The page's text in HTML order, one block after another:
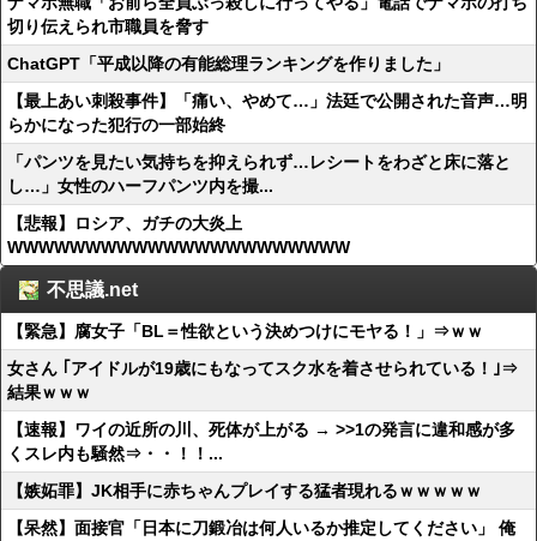
切り伝えられ市職員を脅す
ChatGPT「平成以降の有能総理ランキングを作りました」
【最上あい刺殺事件】「痛い、やめて…」法廷で公開された音声…明
らかになった犯行の一部始終
「パンツを見たい気持ちを抑えられず…レシートをわざと床に落と
し…」女性のハーフパンツ内を撮...
【悲報】ロシア、ガチの大炎上
WWWWWWWWWWWWWWWWWWWWWW
不思議.net
【緊急】腐女子「BL＝性欲という決めつけにモヤる！」⇒ｗｗ
女さん ｢アイドルが19歳にもなってスク水を着させられている！｣⇒
結果ｗｗｗ
【速報】ワイの近所の川、死体が上がる → >>1の発言に違和感が多
くスレ内も騒然⇒・・！！...
【嫉妬罪】JK相手に赤ちゃんプレイする猛者現れるｗｗｗｗｗ
【呆然】面接官「日本に刀鍛冶は何人いるか推定してください」 俺